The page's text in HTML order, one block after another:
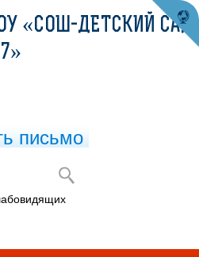
«СОШ-ДЕТСКИЙ САД
письмо